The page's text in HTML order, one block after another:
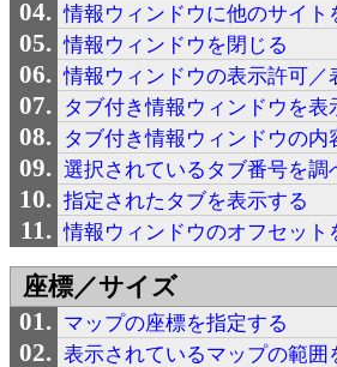
情報ウィンドウに他のサイト
情報ウィンドウを閉じる
情報ウィンドウの表示許可／
タブ付き情報ウィンドウを表
タブ付き情報ウィンドウの内
選択されているタブ番号を調
指定されたタブを表示する
情報ウィンドウのオフセット
座標／サイズ
マップの座標を指定する
表示されているマップの範囲